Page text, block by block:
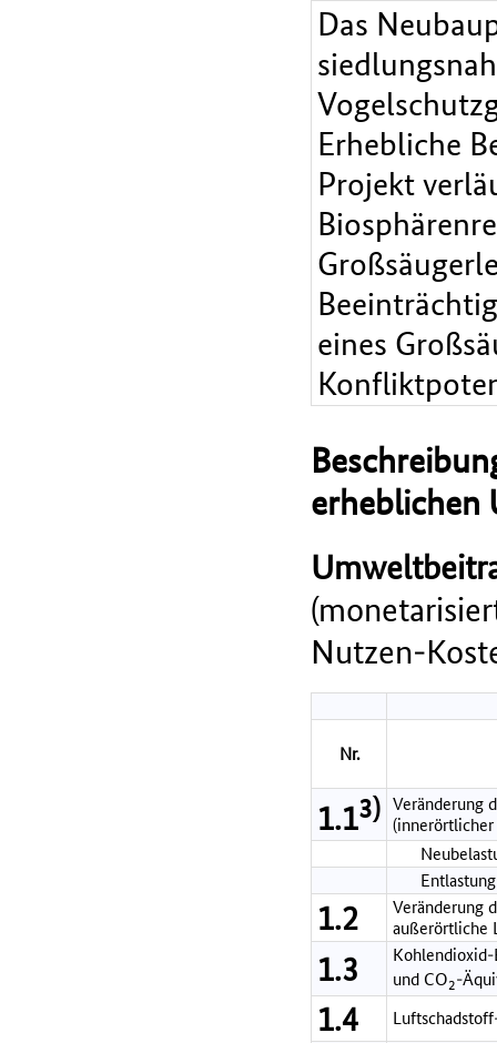
Das
Erhebliche
Projekt
eines
erheblichen
Nutzen-
Nr.
1.13) Veränderung
Entlastung
1.2
Veränderung
außerörtliche
1.3
und CO2-
1.4